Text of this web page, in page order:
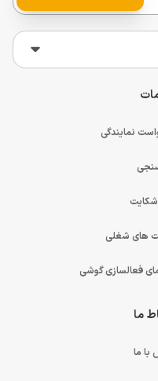
نمایندگی
های شغلی
فعالسازی گوشی
ما
با ما